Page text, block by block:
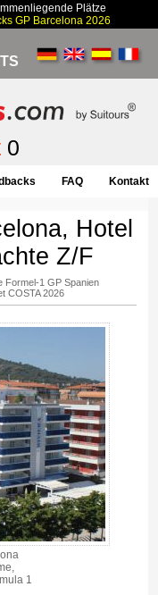
Plätze
GP Barcelona 2026
0
FAQ Kontakt
Hotel
Z/F
Formel-1 GP Spanien
COSTA 2026
1